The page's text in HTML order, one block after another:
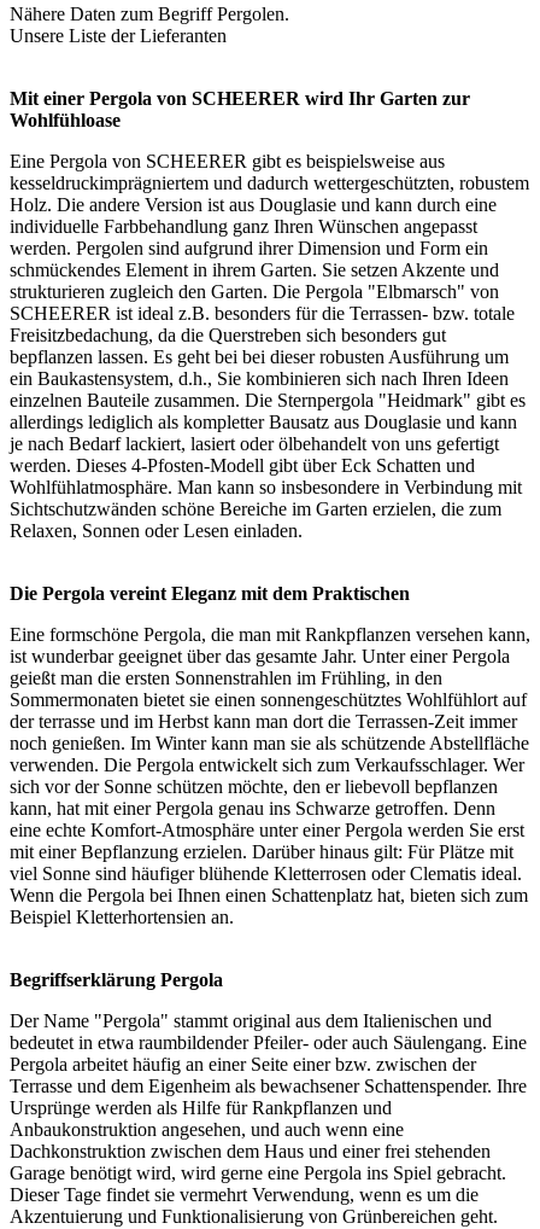
Nähere Daten zum BegriffPergolen.
Unsere Liste derLieferanten
Mit einer Pergola von SCHEERER wird Ihr Garten zur
Wohlfühloase
Eine Pergola von SCHEERER gibt es beispielsweise aus
kesseldruckimprägniertem und dadurch wettergeschützten, robustem
Holz. Die andere Version ist aus Douglasie und kann durch eine
individuelle Farbbehandlung ganz Ihren Wünschen angepasst
werden. Pergolen sind aufgrund ihrer Dimension und Form ein
schmückendes Element in ihrem Garten. Sie setzen Akzente und
strukturieren zugleich den Garten. Die Pergola "Elbmarsch" von
SCHEERER ist ideal z.B. besonders für die Terrassen- bzw. totale
Freisitzbedachung, da die Querstreben sich besonders gut
bepflanzen lassen. Es geht bei bei dieser robusten Ausführung um
ein Baukastensystem, d.h., Sie kombinieren sich nach Ihren Ideen
einzelnen Bauteile zusammen. Die Sternpergola "Heidmark" gibt es
allerdings lediglich als kompletter Bausatz aus Douglasie und kann
je nach Bedarf lackiert, lasiert oder ölbehandelt von uns gefertigt
werden. Dieses 4-Pfosten-Modell gibt über Eck Schatten und
Wohlfühlatmosphäre. Man kann so insbesondere in Verbindung mit
Sichtschutzwänden schöne Bereiche im Garten erzielen, die zum
Relaxen, Sonnen oder Lesen einladen.
Die Pergola vereint Eleganz mit dem Praktischen
Eine formschöne Pergola, die man mit Rankpflanzen versehen kann,
ist wunderbar geeignet über das gesamte Jahr. Unter einer Pergola
geießt man die ersten Sonnenstrahlen im Frühling, in den
Sommermonaten bietet sie einen sonnengeschütztes Wohlfühlort auf
der terrasse und im Herbst kann man dort die Terrassen-Zeit immer
noch genießen. Im Winter kann man sie als schützende Abstellfläche
verwenden. Die Pergola entwickelt sich zum Verkaufsschlager. Wer
sich vor der Sonne schützen möchte, den er liebevoll bepflanzen
kann, hat mit einer Pergola genau ins Schwarze getroffen. Denn
eine echte Komfort-Atmosphäre unter einer Pergola werden Sie erst
mit einer Bepflanzung erzielen. Darüber hinaus gilt: Für Plätze mit
viel Sonne sind häufiger blühende Kletterrosen oder Clematis ideal.
Wenn die Pergola bei Ihnen einen Schattenplatz hat, bieten sich zum
Beispiel Kletterhortensien an.
Begriffserklärung Pergola
Der Name "Pergola" stammt original aus dem Italienischen und
bedeutet in etwa raumbildender Pfeiler- oder auch Säulengang. Eine
Pergola arbeitet häufig an einer Seite einer bzw. zwischen der
Terrasse und dem Eigenheim als bewachsener Schattenspender. Ihre
Ursprünge werden als Hilfe für Rankpflanzen und
Anbaukonstruktion angesehen, und auch wenn eine
Dachkonstruktion zwischen dem Haus und einer frei stehenden
Garage benötigt wird, wird gerne eine Pergola ins Spiel gebracht.
Dieser Tage findet sie vermehrt Verwendung, wenn es um die
Akzentuierung und Funktionalisierung von Grünbereichen geht.